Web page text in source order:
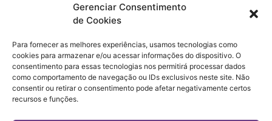
Gerenciar Consentimento
de Cookies
Para fornecer as melhores experiências, usamos tecnologias como
cookies para armazenar e/ou acessar informações do dispositivo. O
consentimento para essas tecnologias nos permitirá processar dados
como comportamento de navegação ou IDs exclusivos neste site. Não
consentir ou retirar o consentimento pode afetar negativamente certos
recursos e funções.